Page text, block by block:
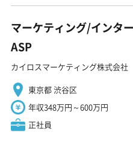
マーケティング/インタ
ASP
カイロスマーケティング株式会社
東京都 渋谷区
年収348万円～600万円
正社員